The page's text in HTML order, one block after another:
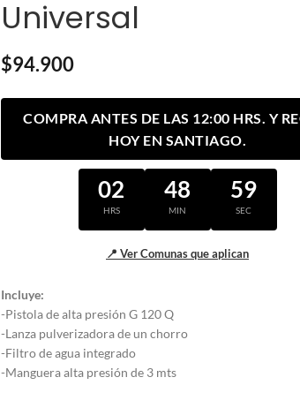
Universal
$94.900
COMPRA ANTES DE LAS 12:00 HRS. Y
HOY EN SANTIAGO.
02
HRS
48
MIN
58
SEC
📍 Ver Comunas que aplican
Incluye:
-Pistola de alta presión G 120 Q
-Lanza pulverizadora de un chorro
-Filtro de agua integrado
-Manguera alta presión de 3 mts